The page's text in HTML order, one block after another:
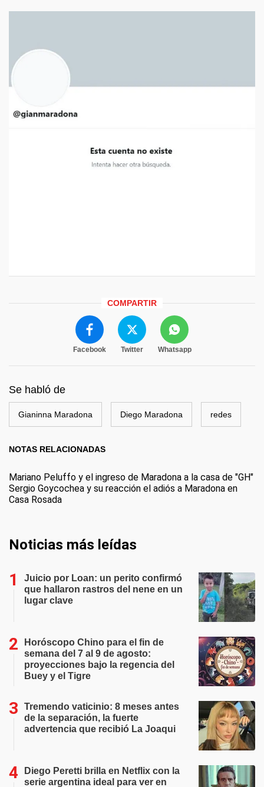
COMPARTIR
Facebook Twitter Whatsapp
Se habló de
Gianinna Maradona Diego Maradona redes
NOTAS RELACIONADAS
Mariano Peluffo y el ingreso de Maradona a la casa de "GH"
Sergio Goycochea y su reacción el adiós a Maradona en
Casa Rosada
Noticias más leídas
Juicio por Loan: un perito confirmó
que hallaron rastros del nene en un
lugar clave
Horóscopo Chino para el fin de
semana del 7 al 9 de agosto:
proyecciones bajo la regencia del
Buey y el Tigre
Tremendo vaticinio: 8 meses antes
de la separación, la fuerte
advertencia que recibió La Joaqui
Diego Peretti brilla en Netflix con la
serie argentina ideal para ver en